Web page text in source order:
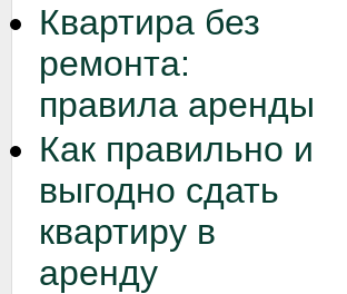
Квартира без
ремонта:
правила аренды
Как правильно и
выгодно сдать
квартиру в
аренду